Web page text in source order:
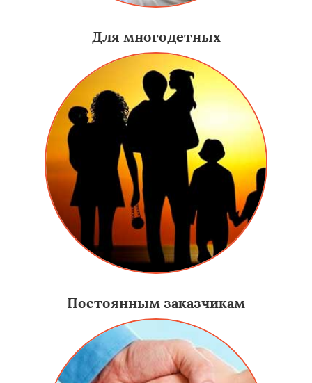
Для многодетных
Постоянным заказчикам